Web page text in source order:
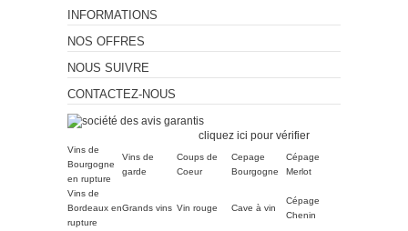
INFORMATIONS
NOS OFFRES
NOUS SUIVRE
CONTACTEZ-NOUS
cliquez ici pour vérifier.
Vins de
Bourgogne
en rupture
Vins de
garde
Coups de
Coeur
Cepage
Bourgogne
Cépage
Merlot
Vins de
Bordeaux en
rupture
Grands vins Vin rouge Cave à vin
Cépage
Chenin